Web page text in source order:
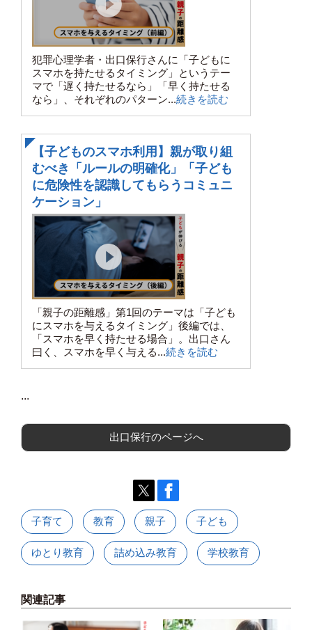
犯罪心理学者・出口保行さんに「子どもに
スマホを持たせるタイミング」というテー
マで「遅く持たせるなら」「早く持たせる
なら」、それぞれのパターン...続きを読む
【子どものスマホ利用】親が取り組
むべき「ルールの明確化」「子ども
に危険性を認識してもらうコミュニ
ケーション」
「親子の距離感」第1回のテーマは「子ども
にスマホを与えるタイミング」後編では、
「スマホを早く持たせる場合」。出口さん
曰く、スマホを早く与える...続きを読む
...
出口保行のページへ
子育て 教育 親子 子ども
ゆとり教育 詰め込み教育 学校教育
関連記事